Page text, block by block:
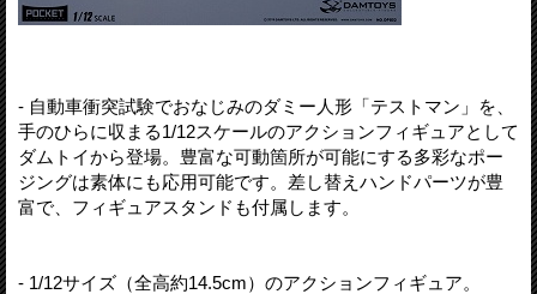
- 自動車衝突試験でおなじみのダミー人形「テストマン」を、
手のひらに収まる1/12スケールのアクションフィギュアとして
ダムトイから登場。豊富な可動箇所が可能にする多彩なポー
ジングは素体にも応用可能です。差し替えハンドパーツが豊
富で、フィギュアスタンドも付属します。
- 1/12サイズ（全高約14.5cm）のアクションフィギュア。